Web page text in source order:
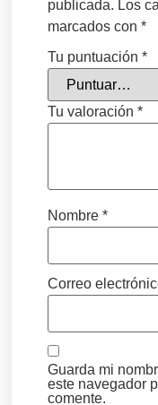
publicada. Los
marcados con*
Tu puntuación*
Tu valoración*
Nombre*
Correo
Guarda mi
este navegador
comente.